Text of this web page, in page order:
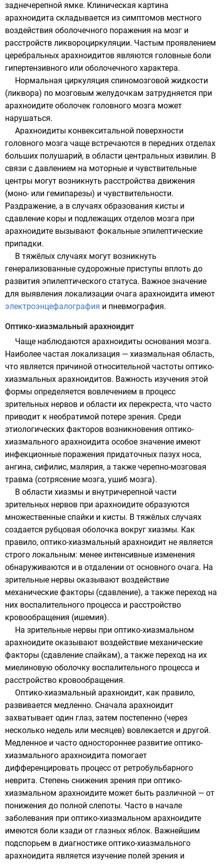
заднечерепной ямке. Клиническая картина
арахноидита складывается из симптомов местного
воздействия оболочечного поражения на мозг и
расстройств ликвороциркуляции. Частым проявлением
церебральных арахноидитов являются головные боли
гипертензивного или оболочечного характера.
Нормальная циркуляция спиномозговой жидкости
(ликвора) по мозговым желудочкам затрудняется при
арахноидите оболочек головного мозга может
нарушаться.
Арахноидиты конвекситальной поверхности
головного мозга чаще встречаются в передних отделах
больших полушарий, в области центральных извилин. В
связи с давлением на моторные и чувствительные
центры могут возникнуть расстройства движения
(моно- или гемипарезы) и чувствительности.
Раздражение, а в случаях образования кисты и
сдавление коры и подлежащих отделов мозга при
арахноидите вызывают фокальные эпилептические
припадки.
В тяжёлых случаях могут возникнуть
генерализованные судорожные приступы вплоть до
развития эпилептического статуса. Важное значение
для выявления локализации очага арахноидита имеют
электроэнцефалография и пневмография.
Оптико-хиазмальный арахноидит
Чаще наблюдаются арахноидиты основания мозга.
Наиболее частая локализация — хиазмальная область,
что является причиной относительной частоты оптико-
хиазмальных арахноидитов. Важность изучения этой
формы определяется вовлечением в процесс
зрительных нервов и области их перекреста, что часто
приводит к необратимой потере зрения. Среди
этиологических факторов возникновения оптико-
хиазмального арахноидита особое значение имеют
инфекционные поражения придаточных пазух носа,
ангина, сифилис, малярия, а также черепно-мозговая
травма (сотрясение мозга, ушиб мозга).
В области хиазмы и внутричерепной части
зрительных нервов при арахноидите образуются
множественные спайки и кисты. В тяжёлых случаях
создается рубцовая оболочка вокруг хиазмы. Как
правило, оптико-хиазмальный арахноидит не является
строго локальным: менее интенсивные изменения
обнаруживаются и в отдалении от основного очага. На
зрительные нервы оказывают воздействие
механические факторы (сдавление), а также переход на
них воспалительного процесса и расстройство
кровообращения (ишемия).
На зрительные нервы при оптико-хиазмальном
арахноидите оказывают воздействие механические
факторы (сдавление спайкам), а также переход на их
миелиновую оболочку воспалительного процесса и
расстройство кровообращения.
Оптико-хиазмальный арахноидит, как правило,
развивается медленно. Сначала арахноидит
захватывает один глаз, затем постепенно (через
несколько недель или месяцев) вовлекается и другой.
Медленное и часто одностороннее развитие оптико-
хиазмального арахноидита помогает
дифференцировать процесс от ретробульбарного
неврита. Степень снижения зрения при оптико-
хиазмальном арахноидите может быть различной — от
понижения до полной слепоты. Часто в начале
заболевания при оптико-хиазмальном арахноидите
имеются боли кзади от глазных яблок. Важнейшим
подспорьем в диагностике оптико-хиазмального
арахноидита является изучение полей зрения и